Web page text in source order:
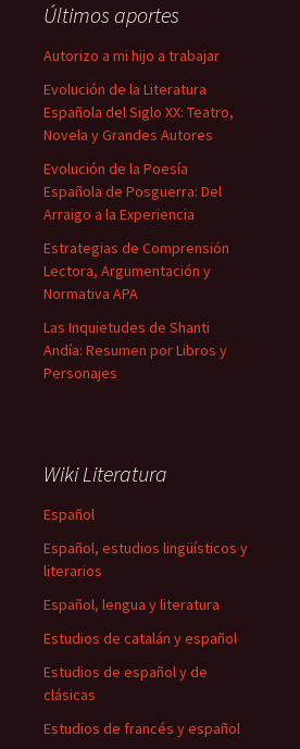
Últimos aportes
Autorizo a mi hijo a trabajar
Evolución de la Literatura
Española del Siglo XX: Teatro,
Novela y Grandes Autores
Evolución de la Poesía
Española de Posguerra: Del
Arraigo a la Experiencia
Estrategias de Comprensión
Lectora, Argumentación y
Normativa APA
Las Inquietudes de Shanti
Andía: Resumen por Libros y
Personajes
Wiki Literatura
Español
Español, estudios lingüísticos y
literarios
Español, lengua y literatura
Estudios de catalán y español
Estudios de español y de
clásicas
Estudios de francés y español